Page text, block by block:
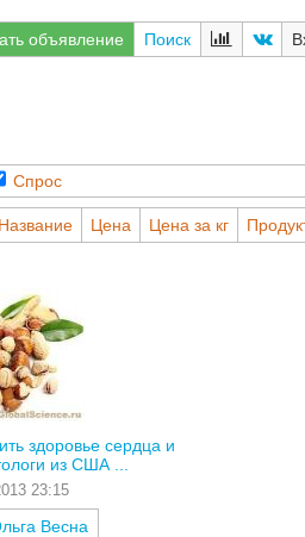
объявление Поиск
Спрос
Название Цена Цена за кг
здоровье сердца и
из США ...
23:15
Весна